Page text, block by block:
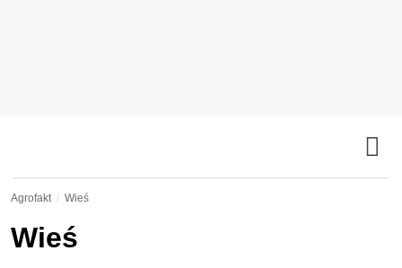
Agrofakt Wieś
Wieś